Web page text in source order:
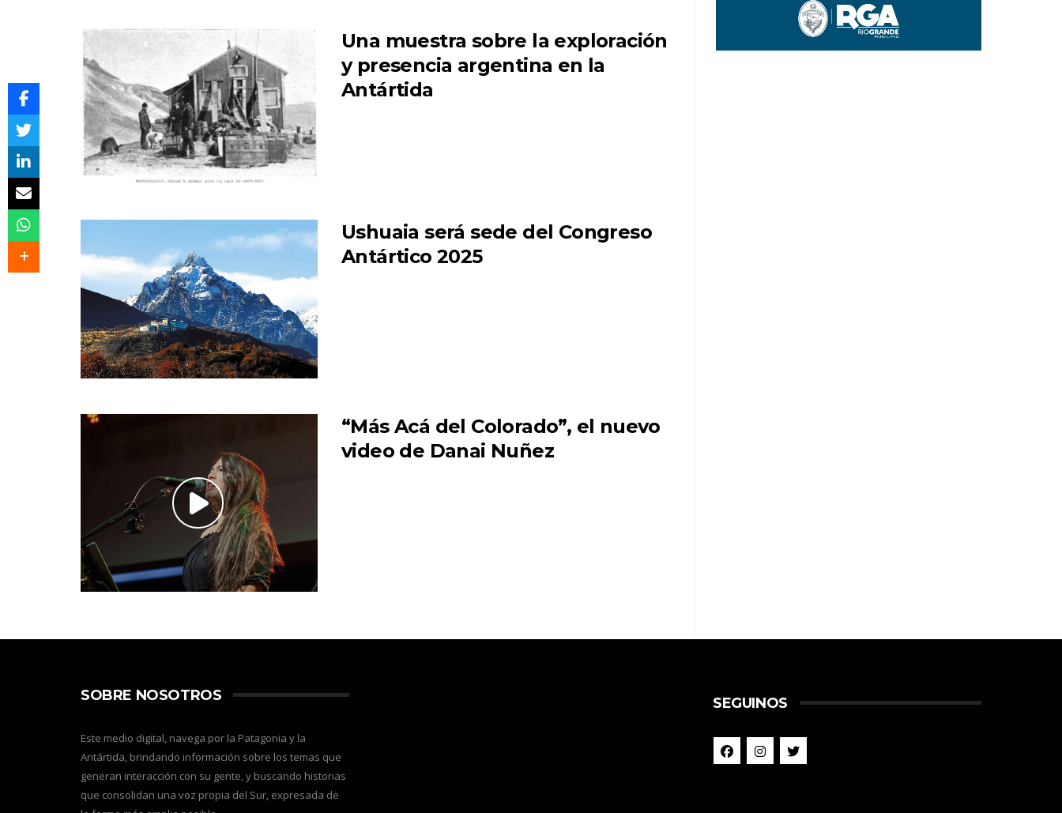
Una muestra sobre la exploración
y presencia argentina en la
Antártida
Ushuaia será sede del Congreso
Antártico 2025
“Más Acá del Colorado”, el nuevo
video de Danai Nuñez
SOBRE NOSOTROS
Este medio digital, navega por la Patagonia y la
Antártida, brindando información sobre los temas que
generan interacción con su gente, y buscando historias
que consolidan una voz propia del Sur, expresada de
SEGUINOS